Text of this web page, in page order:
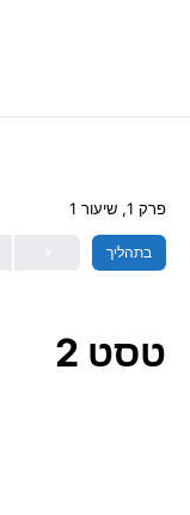
פרק 1, שיעור 1
בתהליך
טסט 2